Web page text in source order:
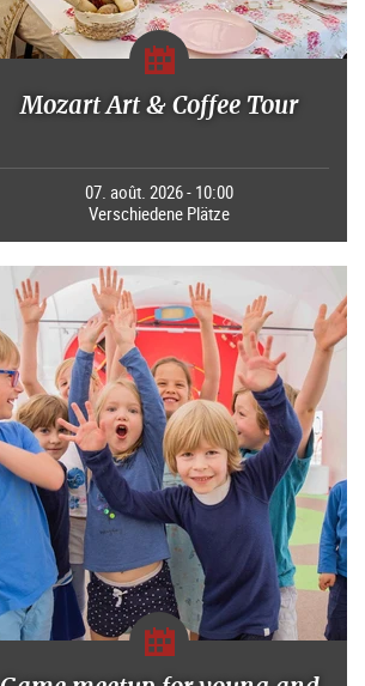
Mozart Art & Coffee Tour
07. août. 2026 - 10:00
Verschiedene Plätze